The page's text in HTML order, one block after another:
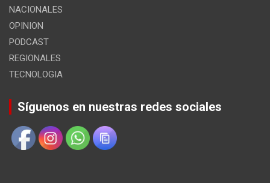
NACIONALES
OPINION
PODCAST
REGIONALES
TECNOLOGIA
Síguenos en nuestras redes sociales